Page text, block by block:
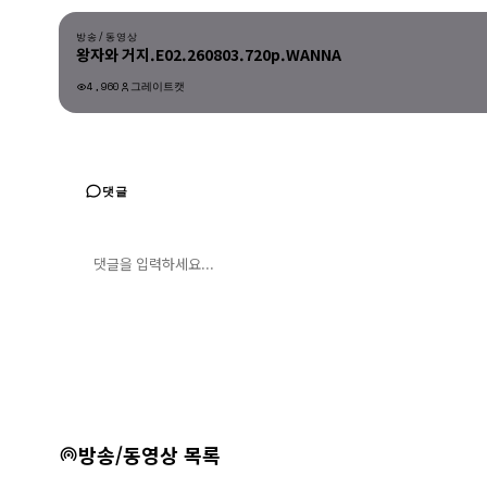
방송/동영상
왕자와 거지.E02.260803.720p.WANNA
4,960 그레이트캣
방송/동영상
댓글
방송/동영상 목록